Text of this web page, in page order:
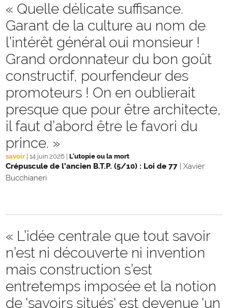
« Quelle délicate suffisance.
Garant de la culture au nom de
l’intérêt général oui monsieur !
Grand ordonnateur du bon goût
constructif, pourfendeur des
promoteurs ! On en oublierait
presque que pour être architecte,
il faut d’abord être le favori du
prince. »
savoir 14 juin 2026 L'utopie ou la mort
Crépuscule de l’ancien B.T.P. (5/10) : Loi de 77 | Xavier
Bucchianeri
« L’idée centrale que tout savoir
n’est ni découverte ni invention
mais construction s’est
entretemps imposée et la notion
de 'savoirs situés' est devenue 'un